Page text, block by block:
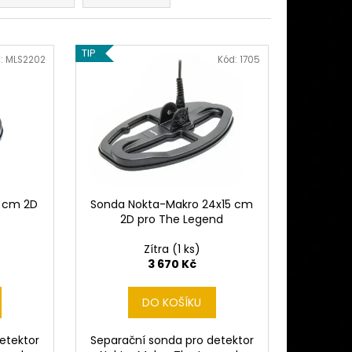
2D
MLS2202 TIP
Sonda Nokta-Makro 24x15 cm
2D pro The Legend
Zítra (1 ks)
3 670 Kč
DO KOŠÍKU
Separační sonda pro detektor
Kód: 1705
MANTICORE